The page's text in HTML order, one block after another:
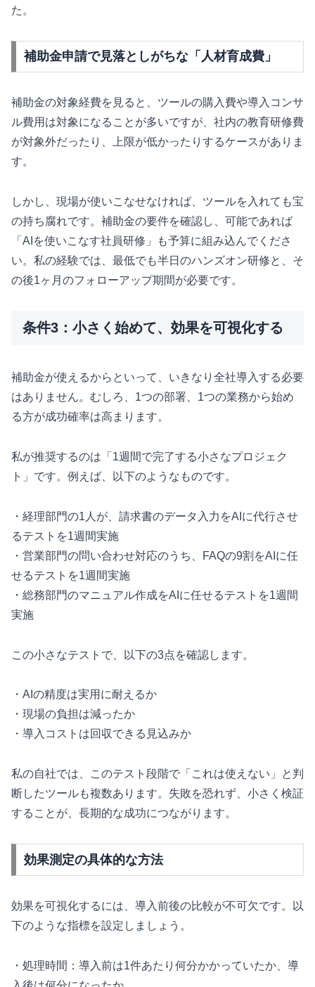
た。
補助金申請で見落としがちな「人材育成費」
補助金の対象経費を見ると、ツールの購入費や導入コンサ
ル費用は対象になることが多いですが、社内の教育研修費
が対象外だったり、上限が低かったりするケースがありま
す。
しかし、現場が使いこなせなければ、ツールを入れても宝
の持ち腐れです。補助金の要件を確認し、可能であれば
「AIを使いこなす社員研修」も予算に組み込んでくださ
い。私の経験では、最低でも半日のハンズオン研修と、そ
の後1ヶ月のフォローアップ期間が必要です。
条件3：小さく始めて、効果を可視化する
補助金が使えるからといって、いきなり全社導入する必要
はありません。むしろ、1つの部署、1つの業務から始め
る方が成功確率は高まります。
私が推奨するのは「1週間で完了する小さなプロジェク
ト」です。例えば、以下のようなものです。
・経理部門の1人が、請求書のデータ入力をAIに代行させ
るテストを1週間実施
・営業部門の問い合わせ対応のうち、FAQの9割をAIに任
せるテストを1週間実施
・総務部門のマニュアル作成をAIに任せるテストを1週間
実施
この小さなテストで、以下の3点を確認します。
・AIの精度は実用に耐えるか
・現場の負担は減ったか
・導入コストは回収できる見込みか
私の自社では、このテスト段階で「これは使えない」と判
断したツールも複数あります。失敗を恐れず、小さく検証
することが、長期的な成功につながります。
効果測定の具体的な方法
効果を可視化するには、導入前後の比較が不可欠です。以
下のような指標を設定しましょう。
・処理時間：導入前は1件あたり何分かかっていたか、導